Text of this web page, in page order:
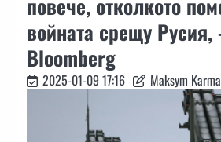
войната срещу
Bloomberg
2025-01-09 17:16 Maksym